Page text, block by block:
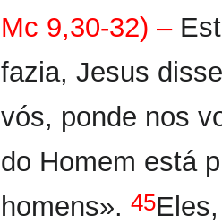
Mc 9,30-32) –
fazia, Jesus
vós, ponde nos
do Homem está
homens». 45